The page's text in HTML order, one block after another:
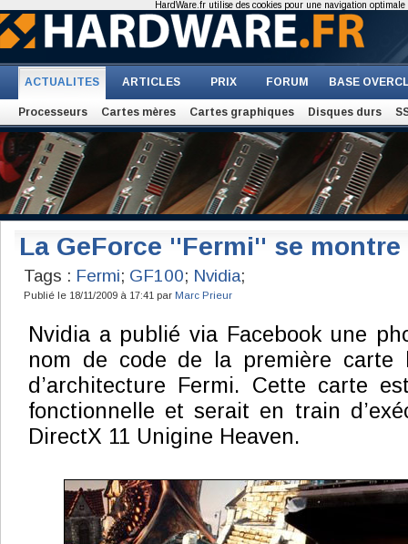
ACTUALITES ARTICLES PRIX FORUM BASE
Processeurs Cartes mères Cartes graphiques Disques durs
La GeForce ''Fermi'' se montre
Tags : Fermi; GF100; Nvidia;
Publié le 18/11/2009 à 17:41 par Marc Prieur
Nvidia a publié via Facebook une
nom de code de la première carte
d’architecture Fermi. Cette carte
fonctionnelle et serait en train
DirectX 11 Unigine Heaven.
HardWare.fr utilise des cookies pour une navigation